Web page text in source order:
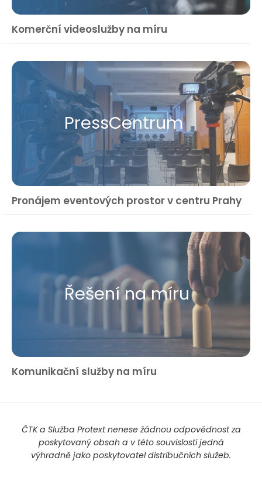
Komerční videoslužby na míru
Press​Centrum
Pronájem eventových prostor v centru Prahy
Řešení na míru
Komunikační služby na míru
ČTK a Služba Protext nenese žádnou odpovědnost za
poskytovaný obsah a v této souvislosti jedná
výhradně jako poskytovatel distribučních služeb.